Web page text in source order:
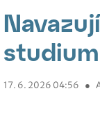
studium
17. 6. 2026 04:56 ●